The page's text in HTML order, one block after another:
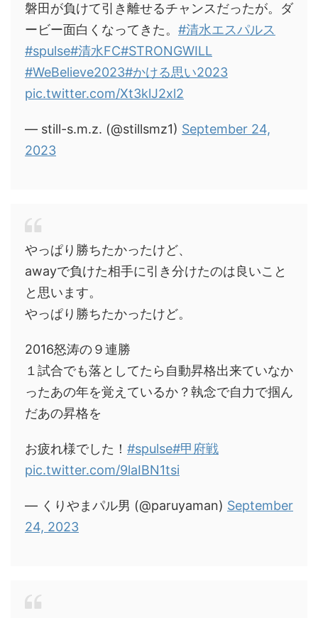
磐田が負けて引き離せるチャンスだったが。ダ
ービー面白くなってきた。 #清水エスパルス
#spulse#清水FC#STRONGWILL
#WeBelieve2023#かける思い2023
pic.twitter.com/Xt3klJ2xl2
— still-s.m.z. (@stillsmz1) September 24,
2023
やっぱり勝ちたかったけど、
awayで負けた相手に引き分けたのは良いこと
と思います。
やっぱり勝ちたかったけど。
2016怒涛の９連勝
１試合でも落としてたら自動昇格出来ていなか
ったあの年を覚えているか？執念で自力で掴ん
だあの昇格を
お疲れ様でした！ #spulse#甲府戦
pic.twitter.com/9laIBN1tsi
— くりやまパル男 (@paruyaman) September
24, 2023